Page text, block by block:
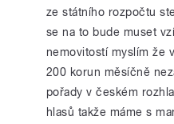
ze státního rozpočtu
se na to bude muset
nemovitostí myslím že
200 korun měsíčně
pořady v českém
hlasů takže máme s